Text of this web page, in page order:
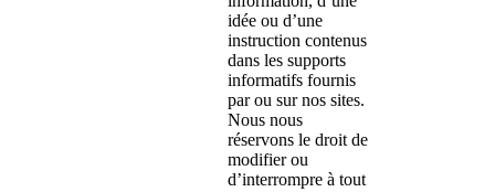
idée ou d’une
instruction contenus
dans les supports
informatifs fournis
par ou sur nos sites.
Nous nous
réservons le droit de
modifier ou
d’interrompre à tout